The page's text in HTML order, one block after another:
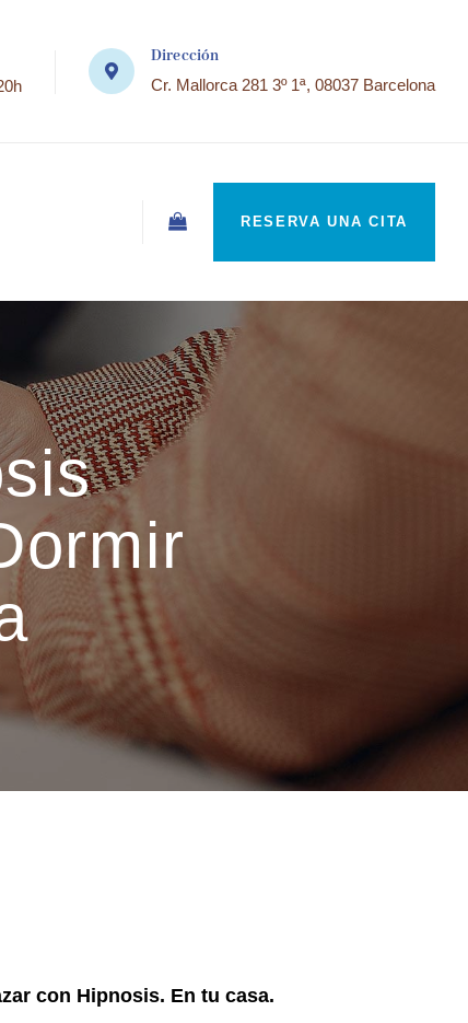
Dirección
Cr. Mallorca 281 3º 1ª, 08037 Barcelona
RESERVA UNA CITA
con Hipnosis. En tu casa.